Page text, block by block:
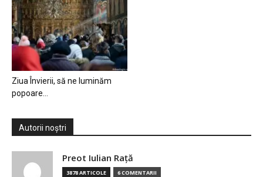
Ziua Învierii, să ne luminăm
popoare…
Autorii noștri
Preot Iulian Raţă
3878 ARTICOLE 6 COMENTARII